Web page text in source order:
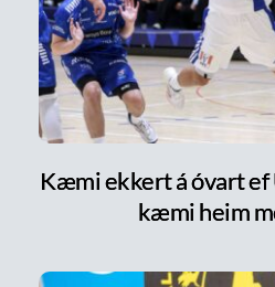
Kæmi ekkert á óvart ef
kæmi heim